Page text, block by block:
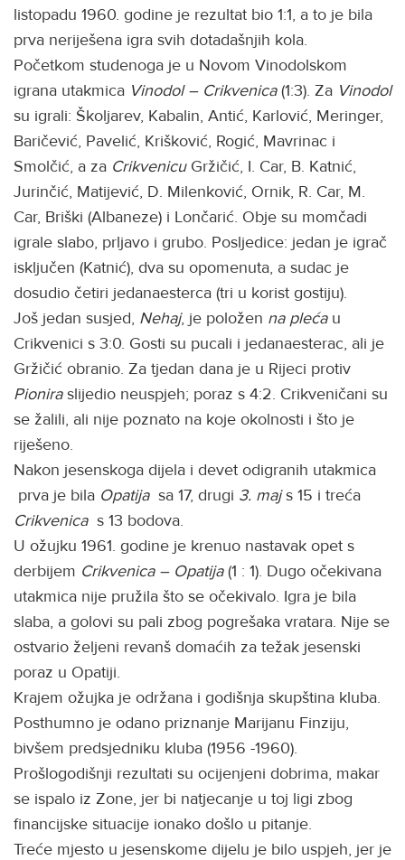
listopadu 1960. godine je rezultat bio 1:1, a to je bila
prva neriješena igra svih dotadašnjih kola.
Početkom studenoga je u Novom Vinodolskom
igrana utakmica Vinodol – Crikvenica(1:3). Za Vinodol
su igrali: Školjarev, Kabalin, Antić, Karlović, Meringer,
Baričević, Pavelić, Krišković, Rogić, Mavrinac i
Smolčić, a za CrikvenicuGržičić, I. Car, B. Katnić,
Jurinčić, Matijević, D. Milenković, Ornik, R. Car, M.
Car, Briški (Albaneze) i Lončarić. Obje su momčadi
igrale slabo, prljavo i grubo. Posljedice: jedan je igrač
isključen (Katnić), dva su opomenuta, a sudac je
dosudio četiri jedanaesterca (tri u korist gostiju).
Još jedan susjed, Nehaj, je položen na pleća u
Crikvenici s 3:0. Gosti su pucali i jedanaesterac, ali je
Gržičić obranio. Za tjedan dana je u Rijeci protiv
Pioniraslijedio neuspjeh; poraz s 4:2. Crikveničani su
se žalili, ali nije poznato na koje okolnosti i što je
riješeno.
Nakon jesenskoga dijela i devet odigranih utakmica
prva je bila Opatijasa 17, drugi 3. majs 15 i treća
Crikvenicas 13 bodova.
U ožujku 1961. godine je krenuo nastavak opet s
derbijem Crikvenica – Opatija(1 : 1). Dugo očekivana
utakmica nije pružila što se očekivalo. Igra je bila
slaba, a golovi su pali zbog pogrešaka vratara. Nije se
ostvario željeni revanš domaćih za težak jesenski
poraz u Opatiji.
Krajem ožujka je održana i godišnja skupština kluba.
Posthumno je odano priznanje Marijanu Finziju,
bivšem predsjedniku kluba (1956 -1960).
Prošlogodišnji rezultati su ocijenjeni dobrima, makar
se ispalo iz Zone, jer bi natjecanje u toj ligi zbog
financijske situacije ionako došlo u pitanje.
Treće mjesto u jesenskome dijelu je bilo uspjeh, jer je